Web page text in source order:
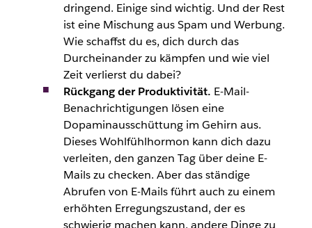
dringend. Einige sind wichtig. Und der Rest
ist eine Mischung aus Spam und Werbung.
Wie schaffst du es, dich durch das
Durcheinander zu kämpfen und wie viel
Zeit verlierst du dabei?
Rückgang der Produktivität. E-Mail-
Benachrichtigungen lösen eine
Dopaminausschüttung im Gehirn aus.
Dieses Wohlfühlhormon kann dich dazu
verleiten, den ganzen Tag über deine E-
Mails zu checken. Aber das ständige
Abrufen von E-Mails führt auch zu einem
erhöhten Erregungszustand, der es
schwierig machen kann, andere Dinge zu